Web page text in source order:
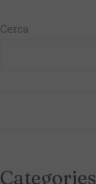
Cerca
Categories